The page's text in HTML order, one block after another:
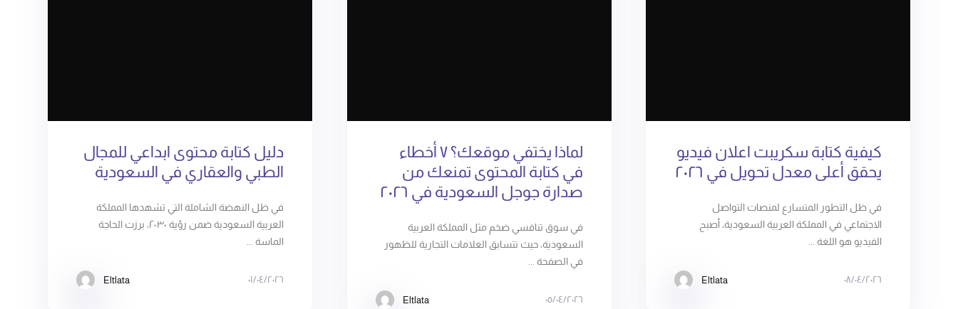
كيفية كتابة سكريبت اعلان فيديو
يحقق أعلى معدل تحويل في ٢٠٢٦
Eltlata ٠٨/٠٤/٢٠٢٦
في ظل التطور المتسارع لمنصات التواصل
الاجتماعي في المملكة العربية السعودية، أصبح
الفيديو هو اللغة ...
لماذا يختفي موقعك؟ ٧ أخطاء
في كتابة المحتوى تمنعك من
صدارة جوجل السعودية في ٢٠٢٦
Eltlata ٠٥/٠٤/٢٠٢٦
في سوق تنافسي ضخم مثل المملكة العربية
السعودية، حيث تتسابق العلامات التجارية للظهور
في الصفحة ...
دليل كتابة محتوى ابداعي للمجال
الطبي والعقاري في السعودية
Eltlata ٠١/٠٤/٢٠٢٦
في ظل النهضة الشاملة التي تشهدها المملكة
العربية السعودية ضمن رؤية ٢٠٣٠، برزت الحاجة
الماسة ...